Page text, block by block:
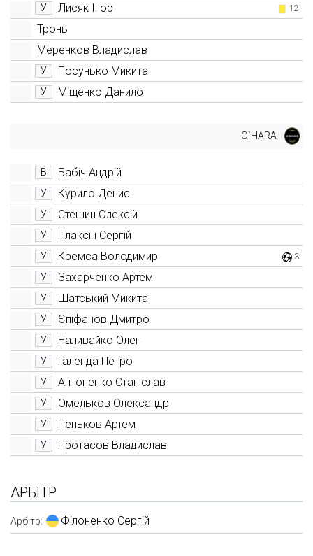
У Лисяк Ігор 12'
Тронь
Меренков Владислав
У Посунько Микита
У Міщенко Данило
O`HARA
В Бабіч Андрій
У Курило Денис
У Стешин Олексій
У Плаксін Сергій
У Кремса Володимир 3'
У Захарченко Артем
У Шатський Микита
У Єпіфанов Дмитро
У Наливайко Олег
У Галенда Петро
У Антоненко Станіслав
У Омельков Олександр
У Пеньков Артем
У Протасов Владислав
АРБІТР
Арбітр: Філоненко Сергій